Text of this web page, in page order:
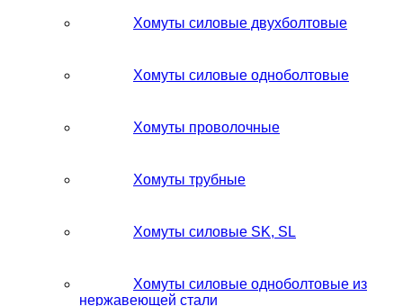
Хомуты силовые двухболтовые
Хомуты силовые одноболтовые
Хомуты проволочные
Хомуты трубные
Хомуты силовые SK, SL
Хомуты силовые одноболтовые из
нержавеющей стали